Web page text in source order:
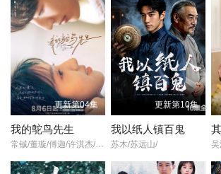
第19集 第20集
第22集 第23集
第25集 第26集
第28集 第29集
第31集 第32集
质，令有心之人追查她的身世和来历。雷修远
人对异族秘辛的追逐里，走入雾一般的迷阵。相
异类的二人为人们不容。身世背景的设定又让
终，二人勇敢对抗宿命，炼化自身换回三界的太
更新第04集
我的鸵鸟先生
常铖/董璇/傅迦/许淇杰/苏晓彤/宋雨霏/何洛洛/贾笑涵/方晓东/陈冠甯/王若衫/胡晓龙/
更新第10集
我以纸人镇百鬼
苏木/苏远山/